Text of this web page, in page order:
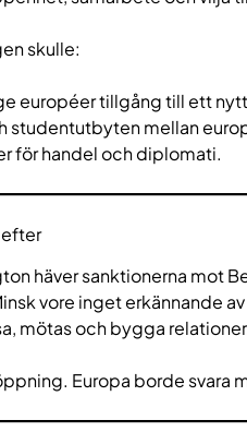
skulle:
européer tillgång till ett
studentutbyten mellan
för handel och diplomati.
efter
häver sanktionerna mot
vore inget erkännande
mötas och bygga
Europa borde svara